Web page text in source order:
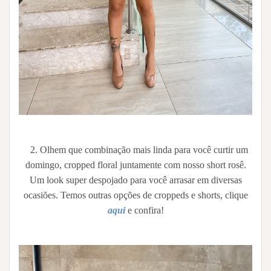
2. Olhem que combinação mais linda para você curtir um
domingo, cropped floral juntamente com nosso short rosê.
Um look super despojado para você arrasar em diversas
ocasiões. Temos outras opções de croppeds e shorts, clique
aquie confira!